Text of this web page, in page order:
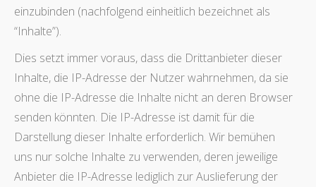
einzubinden (nachfolgend einheitlich bezeichnet als
“Inhalte”).
Dies setzt immer voraus, dass die Drittanbieter dieser
Inhalte, die IP-Adresse der Nutzer wahrnehmen, da sie
ohne die IP-Adresse die Inhalte nicht an deren Browser
senden könnten. Die IP-Adresse ist damit für die
Darstellung dieser Inhalte erforderlich. Wir bemühen
uns nur solche Inhalte zu verwenden, deren jeweilige
Anbieter die IP-Adresse lediglich zur Auslieferung der